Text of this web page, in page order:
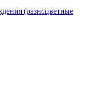
(разноцветные